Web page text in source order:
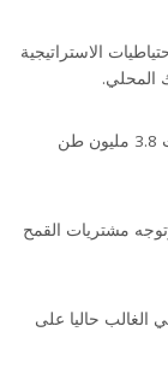
الاستراتيجية
المحلي.
وأضاف البيان أن المشتريات من القمح المحلي بلغت 3.8 مليون طن
مشتريات القمح
الغالب حاليا على